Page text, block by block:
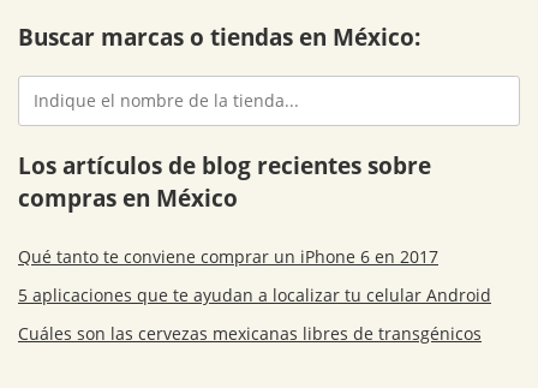
Buscar marcas o tiendas en México:
Los artículos de blog recientes sobre
compras en México
Qué tanto te conviene comprar un iPhone 6 en 2017
5 aplicaciones que te ayudan a localizar tu celular Android
Cuáles son las cervezas mexicanas libres de transgénicos